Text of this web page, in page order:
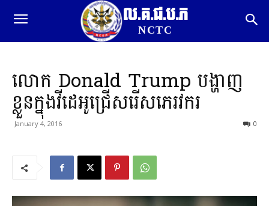
ល.គ.ជ.ប.ភ
NCTC
លោក Donald Trump បង្ហាញ
ខ្លួនក្នុងវីដេអូជ្រើសរើសភេរវករ
January 4, 2016 0